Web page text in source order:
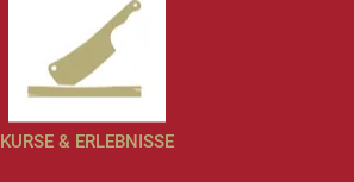
KURSE & ERLEBNISSE